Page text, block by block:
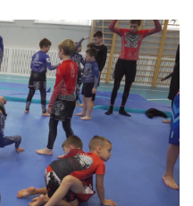
463